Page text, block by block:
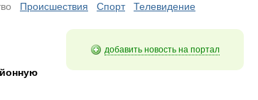
Происшествия Спорт
Телевидение
добавить новость на портал